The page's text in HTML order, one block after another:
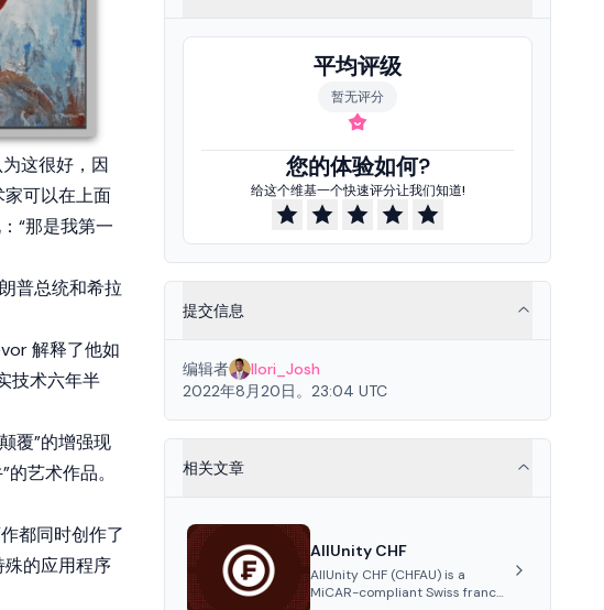
这很好，因
可以在上面
“那是我第一
普总统和希拉
解释了他如
技术六年半
覆”的增强现
艺术作品。
都同时创作了
的应用程序
平均评级
暂无评分
您的体验如何?
给这个维基一个快速评分让我们知道!
提交信息
编辑者
Ilori_Josh
2022年8月20日。23:04 UTC
相关文章
AllUnity CHF
AllUnity CHF (CHFAU) is a
MiCAR-compliant Swiss franc